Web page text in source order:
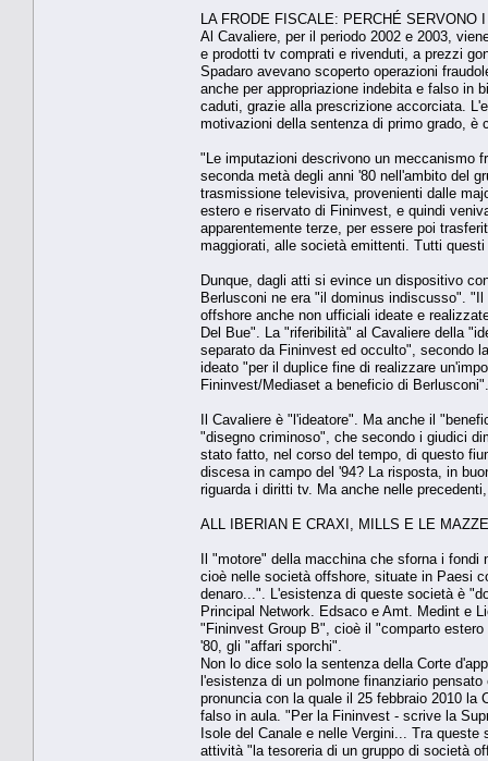
LA FRODE FISCALE: PERCHÉ SERVONO
Al Cavaliere, per il periodo 2002 e 2003,
e prodotti tv comprati e rivenduti, a prezzi
Spadaro avevano scoperto operazioni
anche per appropriazione indebita e falso in
caduti, grazie alla prescrizione accorciata.
motivazioni della sentenza di primo grado, è
"Le imputazioni descrivono un meccanismo
seconda metà degli anni '80 nell'ambito del
trasmissione televisiva, provenienti dalle
estero e riservato di Fininvest, e quindi
apparentemente terze, per essere poi
maggiorati, alle società emittenti. Tutti
Dunque, dagli atti si evince un dispositivo
Berlusconi ne era "il dominus indiscusso".
offshore anche non ufficiali ideate e
Del Bue". La "riferibilità" al Cavaliere della
separato da Fininvest ed occulto", secondo
ideato "per il duplice fine di realizzare
Fininvest/Mediaset a beneficio di Berlusconi".
Il Cavaliere è "l'ideatore". Ma anche il
"disegno criminoso", che secondo i giudici
stato fatto, nel corso del tempo, di questo
discesa in campo del '94? La risposta, in
riguarda i diritti tv. Ma anche nelle
ALL IBERIAN E CRAXI, MILLS E LE
Il "motore" della macchina che sforna i
cioè nelle società offshore, situate in Paesi
denaro...". L'esistenza di queste società è
Principal Network. Edsaco e Amt. Medint e
"Fininvest Group B", cioè il "comparto
'80, gli "affari sporchi".
Non lo dice solo la sentenza della Corte
l'esistenza di un polmone finanziario
pronuncia con la quale il 25 febbraio 2010
falso in aula. "Per la Fininvest - scrive la
Isole del Canale e nelle Vergini... Tra
attività "la tesoreria di un gruppo di società